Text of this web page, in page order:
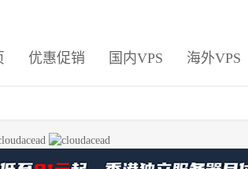
优惠促销 国内VPS 海外VPS